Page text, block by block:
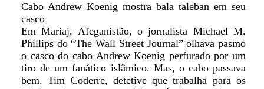
Cabo Andrew Koenig mostra bala taleban em seu
casco
Em Mariaj, Afeganistão, o jornalista Michael M.
Phillips do “The Wall Street Journal” olhava pasmo
o casco do cabo Andrew Koenig perfurado por um
tiro de um fanático islâmico. Mas, o cabo passava
bem. Tim Coderre, detetive que trabalha para os